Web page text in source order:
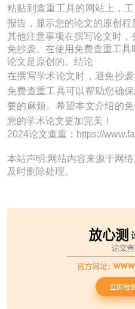
粘贴到查重工具的网站上，
报告，显示您的论文的原创程
其他注意事项在撰写论文时
免抄袭。在使用免费查重工
论文是原创的。结论
在撰写学术论文时，避免抄
免费查重工具可以帮助您确
要的麻烦。希望本文介绍的
您的学术论文更加完美！
2024论文查重：https://
本站声明:网站内容来源于网
及时删除处理。